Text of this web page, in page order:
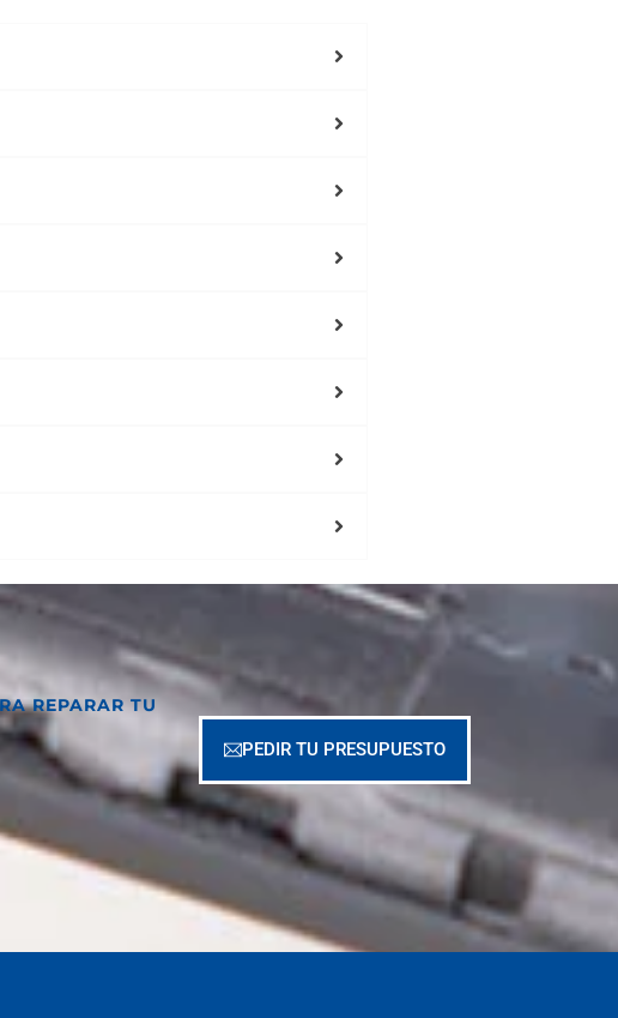
REPARAR TU
PEDIR TU PRESUPUESTO